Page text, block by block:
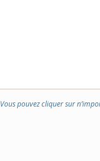
Vous pouvez cliquer sur